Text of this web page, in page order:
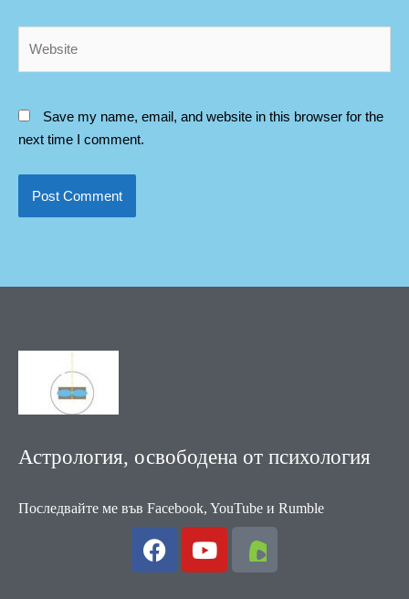
Save my name, email, and website in this browser for the
next time I comment.
Астрология, освободена от психология
Последвайте ме във Facebook, YouTube и Rumble
F
a
Y
o